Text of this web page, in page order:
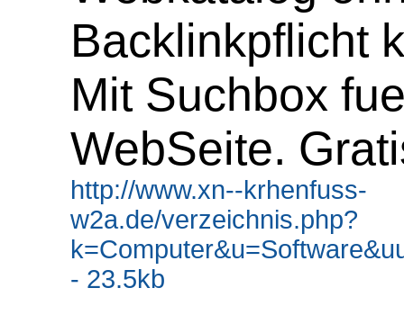
Backlinkpflicht
Mit Suchbox
WebSeite.
http://www.xn--krhenfuss-
w2a.de/verzeichnis.php?
- 23.5kb